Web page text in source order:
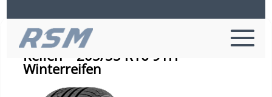
Continental TS 810 S SSR – PKW-
Reifen – 205/55 R16 91H –
Winterreifen